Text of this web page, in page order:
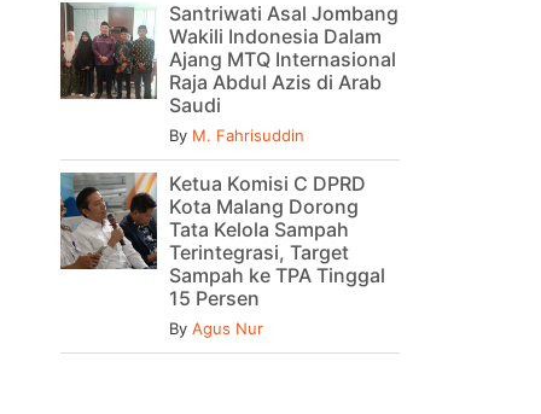
Santriwati Asal Jombang
Wakili Indonesia Dalam
Ajang MTQ Internasional
Raja Abdul Azis di Arab
Saudi
By M. Fahrisuddin
Ketua Komisi C DPRD
Kota Malang Dorong
Tata Kelola Sampah
Terintegrasi, Target
Sampah ke TPA Tinggal
15 Persen
By Agus Nur